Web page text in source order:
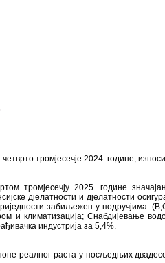
тромјесечје 2024. године,
тромјесечју 2025. године
дјелатности и дјелатности
забиљежен у подручјима:
и климатизација; Снабдијевање
индустрија за 5,4%.
реалног раста у посљедњих